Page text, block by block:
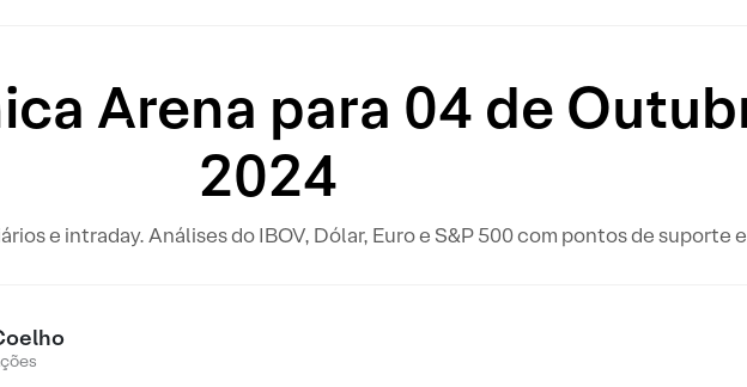
Arena para 04 de
2024
e intraday. Análises do IBOV, Dólar, Euro e S&P 500 com pontos de suporte